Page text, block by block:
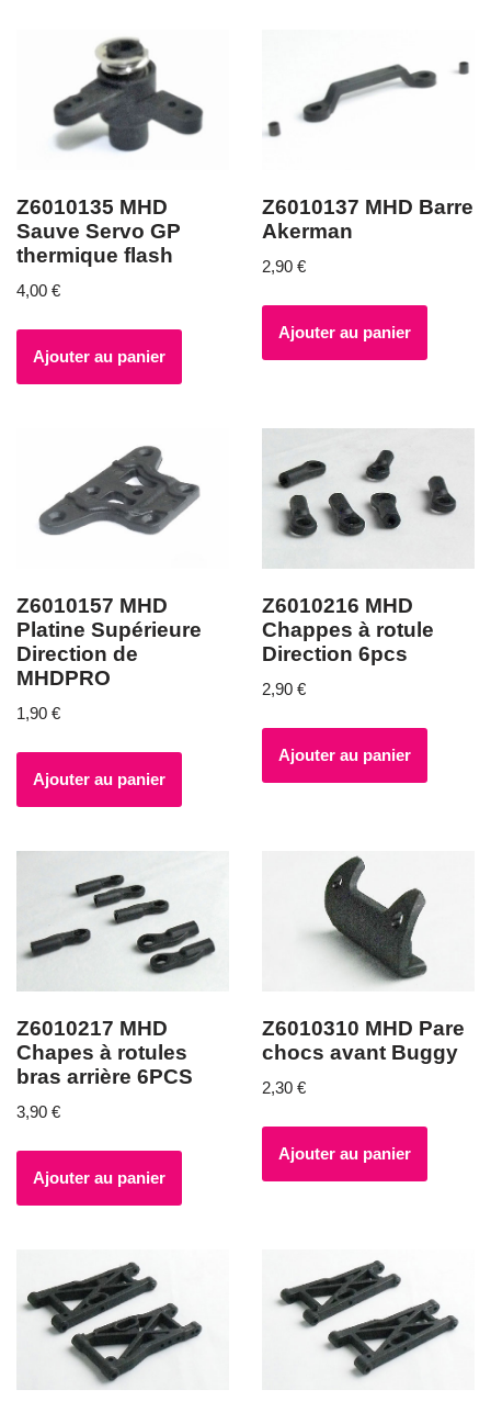
Z6010135 MHD
Sauve Servo GP
thermique flash
4,00 €
Ajouter au panier
Z6010137 MHD Barre
Akerman
2,90 €
Ajouter au panier
Z6010157 MHD
Platine Supérieure
Direction de
MHDPRO
1,90 €
Ajouter au panier
Z6010216 MHD
Chappes à rotule
Direction 6pcs
2,90 €
Ajouter au panier
Z6010217 MHD
Chapes à rotules
bras arrière 6PCS
3,90 €
Ajouter au panier
Z6010310 MHD Pare
chocs avant Buggy
2,30 €
Ajouter au panier